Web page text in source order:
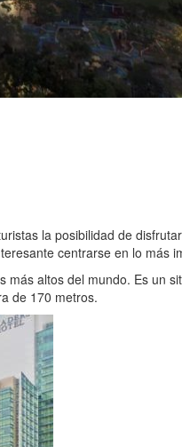
la posibilidad de
centrarse en lo más
altos del mundo. Es un
de 170 metros.